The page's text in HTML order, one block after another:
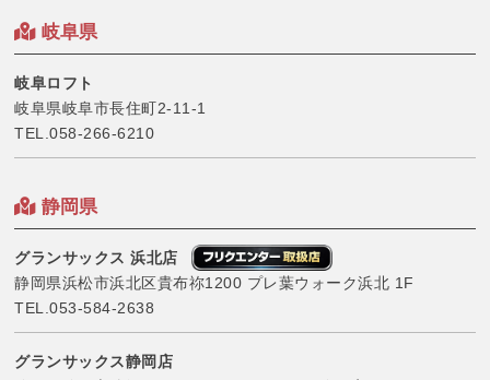
岐阜県
岐阜ロフト
岐阜県岐阜市長住町2-11-1
TEL.058-266-6210
静岡県
グランサックス 浜北店
静岡県浜松市浜北区貴布祢1200 プレ葉ウォーク浜北 1F
TEL.053-584-2638
グランサックス静岡店